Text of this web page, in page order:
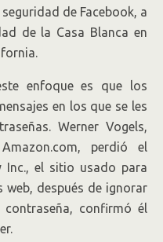
de Facebook, a
de la Casa Blanca en
enfoque es que los
en los que se les
Werner Vogels,
, perdió el
el sitio usado para
web, después de ignorar
confirmó él